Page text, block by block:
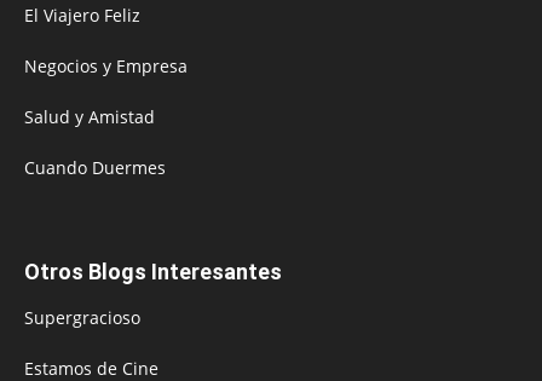
El Viajero Feliz
Negocios y Empresa
Salud y Amistad
Cuando Duermes
Otros Blogs Interesantes
Supergracioso
Estamos de Cine